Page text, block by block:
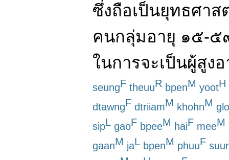
ซึ่งถือเป็นยุทธศาส
คนกลุ่มอายุ ๑๕-๕
ในการจะเป็นผู้สูง
seungF theuuR bpenM yootH
dtawngF dtriiamM khohnM
sipL gaoF bpeeM haiF meeM
gaanM jaL bpenM phuuF